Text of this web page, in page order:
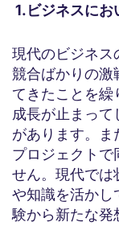
1.ビジネスにお
現代のビジネス
競合ばかりの激
てきたことを
成長が止まっ
があります。
プロジェクトで
せん。現代では
や知識を活かし
験から新たな発